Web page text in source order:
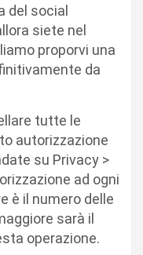
del social
siete nel
proporvi una
da
tutte le
autorizzazione
su Privacy >
ad ogni
è il numero delle
sarà il
operazione.